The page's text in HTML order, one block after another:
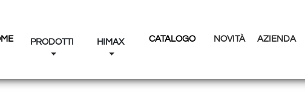
PRODOTTI HIMAX CATALOGO NOVITÀ AZIENDA